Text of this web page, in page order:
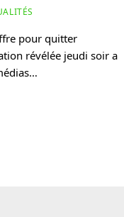
pour quitter
révélée jeudi soir a